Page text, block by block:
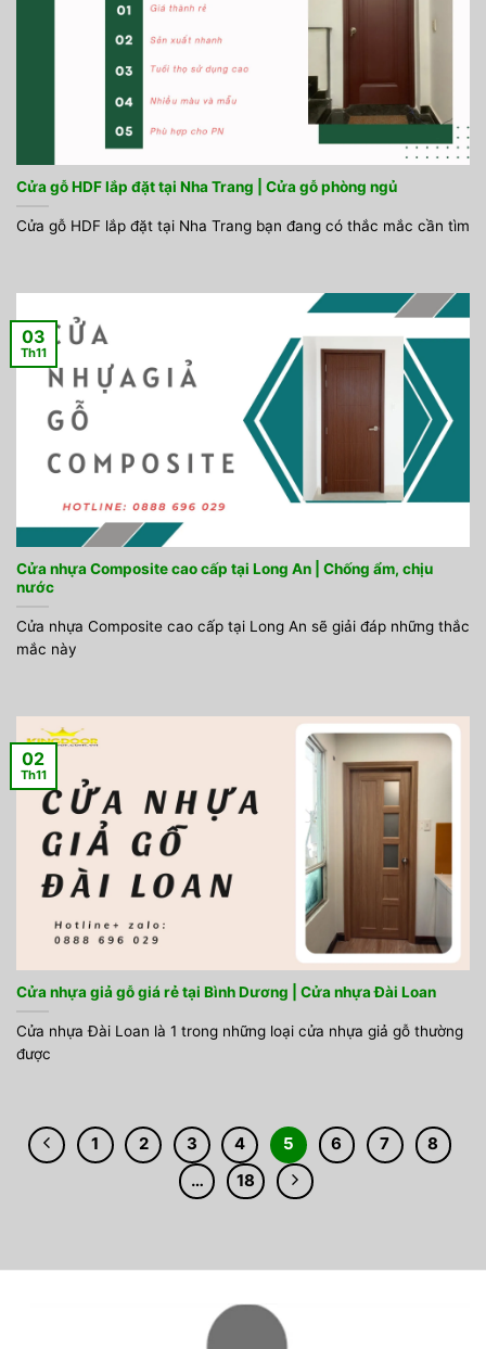
Cửa gỗ HDF lắp đặt tại Nha Trang | Cửa gỗ phòng ngủ
Cửa gỗ HDF lắp đặt tại Nha Trang bạn đang có thắc mắc cần tìm
Cửa nhựa Composite cao cấp tại Long An | Chống ẩm, chịu
nước
Cửa nhựa Composite cao cấp tại Long An sẽ giải đáp những thắc
mắc này
03
Th11
Cửa nhựa giả gỗ giá rẻ tại Bình Dương | Cửa nhựa Đài Loan
Cửa nhựa Đài Loan là 1 trong những loại cửa nhựa giả gỗ thường
được
02
Th11
1 2 3 4 5 6 7
8
…
18